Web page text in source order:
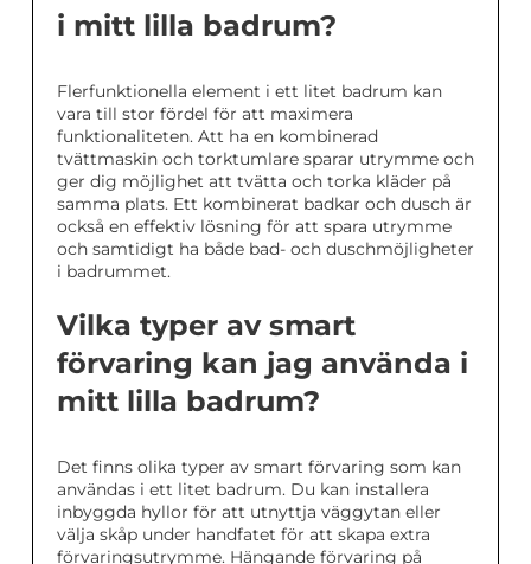
i mitt lilla badrum?
Flerfunktionella element i ett litet badrum kan
vara till stor fördel för att maximera
funktionaliteten. Att ha en kombinerad
tvättmaskin och torktumlare sparar utrymme och
ger dig möjlighet att tvätta och torka kläder på
samma plats. Ett kombinerat badkar och dusch är
också en effektiv lösning för att spara utrymme
och samtidigt ha både bad- och duschmöjligheter
i badrummet.
Vilka typer av smart
förvaring kan jag använda i
mitt lilla badrum?
Det finns olika typer av smart förvaring som kan
användas i ett litet badrum. Du kan installera
inbyggda hyllor för att utnyttja väggytan eller
välja skåp under handfatet för att skapa extra
förvaringsutrymme. Hängande förvaring på